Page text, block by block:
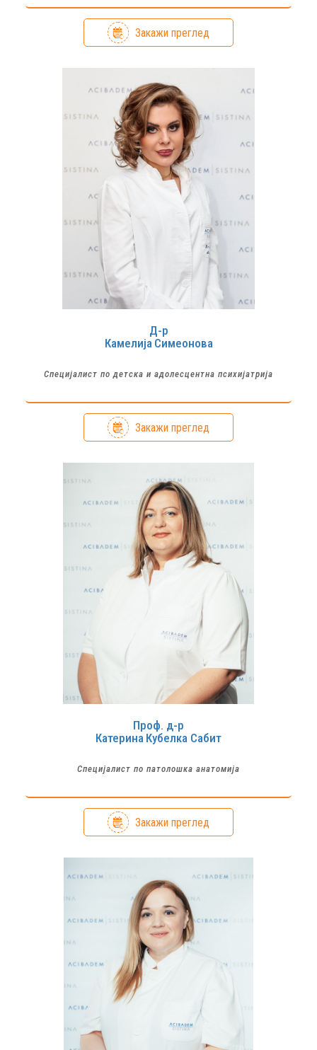
Закажи преглед
Д-р
Камелија Симеонова
Специјалист по детска и адолесцентна психијатрија
Закажи преглед
Проф. д-р
Катерина Кубелка Сабит
Специјалист по патолошка анатомија
Закажи преглед